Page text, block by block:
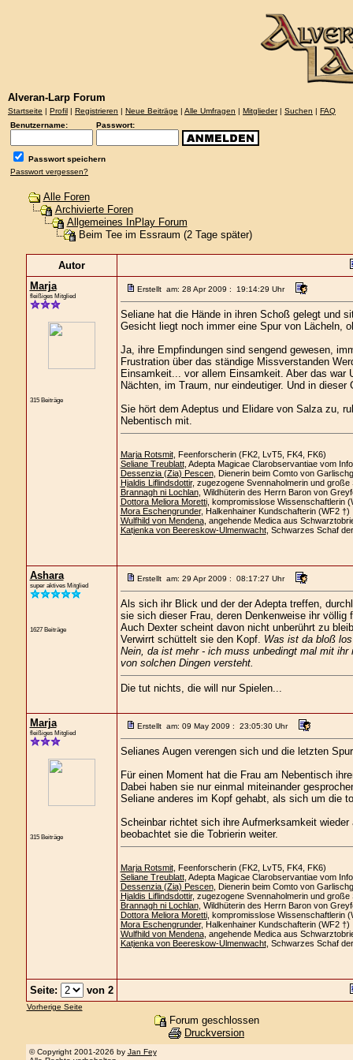
Alveran-Larp Forum
Startseite | Profil | Registrieren | Neue Beiträge | Alle Umfragen | Mitglieder| Suchen | FAQ
Benutzername:
Passwort:
Passwort speichern
Passwort vergessen?
Alle Foren
Archivierte Foren
Allgemeines InPlay Forum
Beim Tee im Essraum (2 Tage später)
Autor
Marja
fleißiges Mitglied
315 Beiträge
Erstellt am: 28 Apr 2009 : 19:14:29 Uhr
Seliane hat die Hände in ihren Schoß gelegt und
Gesicht liegt noch immer eine Spur von Lächeln,
Ja, ihre Empfindungen sind sengend gewesen,
Frustration über das ständige Missverstanden
Einsamkeit... vor allem Einsamkeit. Aber das
Nächten, im Traum, nur eindeutiger. Und in
Sie hört dem Adeptus und Elidare von Salza zu,
Nebentisch mit.
Marja Rotsmit, Feenforscherin (FK2, LvT5, FK4, FK6)
Seliane Treublatt, Adepta Magicae Clarobservantiae vom
Dessenzia (Zia) Pescen, Dienerin beim Comto von
Hjaldis Liflindsdottir, zugezogene Svennaholmerin und
Brannagh ni Lochlan, Wildhüterin des Herrn Baron von
Dottora Meliora Moretti, kompromisslose Wissenschaftlerin
Mora Eschengrunder, Halkenhainer Kundschafterin (WF2 †)
Wulfhild von Mendena, angehende Medica aus
Katjenka von Beereskow-Ulmenwacht, Schwarzes Schaf
Ashara
super aktives Mitglied
1627 Beiträge
Erstellt am: 29 Apr 2009 : 08:17:27 Uhr
Als sich ihr Blick und der der Adepta treffen,
sie sich dieser Frau, deren Denkenweise ihr
Auch Dexter scheint davon nicht unberührt zu
Verwirrt schüttelt sie den Kopf. Was ist da bloß
Nein, da ist mehr - ich muss unbedingt mal mit
von solchen Dingen versteht.
Die tut nichts, die will nur Spielen...
Marja
fleißiges Mitglied
315 Beiträge
Erstellt am: 09 May 2009 : 23:05:30 Uhr
Selianes Augen verengen sich und die letzten
Für einen Moment hat die Frau am Nebentisch
Dabei haben sie nur einmal miteinander
Seliane anderes im Kopf gehabt, als sich um die
Scheinbar richtet sich ihre Aufmerksamkeit
beobachtet sie die Tobrierin weiter.
Marja Rotsmit, Feenforscherin (FK2, LvT5, FK4, FK6)
Seliane Treublatt, Adepta Magicae Clarobservantiae vom
Dessenzia (Zia) Pescen, Dienerin beim Comto von
Hjaldis Liflindsdottir, zugezogene Svennaholmerin und
Brannagh ni Lochlan, Wildhüterin des Herrn Baron von
Dottora Meliora Moretti, kompromisslose Wissenschaftlerin
Mora Eschengrunder, Halkenhainer Kundschafterin (WF2 †)
Wulfhild von Mendena, angehende Medica aus
Katjenka von Beereskow-Ulmenwacht, Schwarzes Schaf
Seite: von 2
Vorherige Seite
Forum geschlossen
Druckversion
© Copyright 2001-2026 by Jan Fey